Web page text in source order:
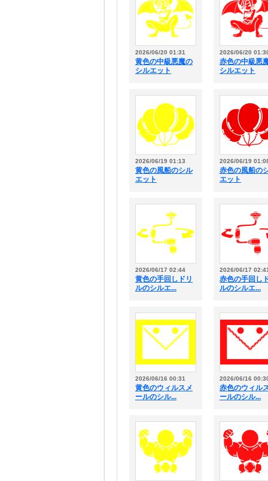
2026/06/20 01:31
黄色の中級悪魔の
シルエット
2026/06/20
赤色の中級悪
シルエット
2026/06/19 01:13
黄色の風船のシル
エット
2026/06/19
赤色の風船の
エット
2026/06/17 02:44
黄色の手回しドリ
ルのシルエ...
2026/06/17
赤色の手回し
ルのシルエ...
2026/06/16 00:31
黄色のウィルスメ
ールのシル...
2026/06/16
赤色のウィル
ールのシル...